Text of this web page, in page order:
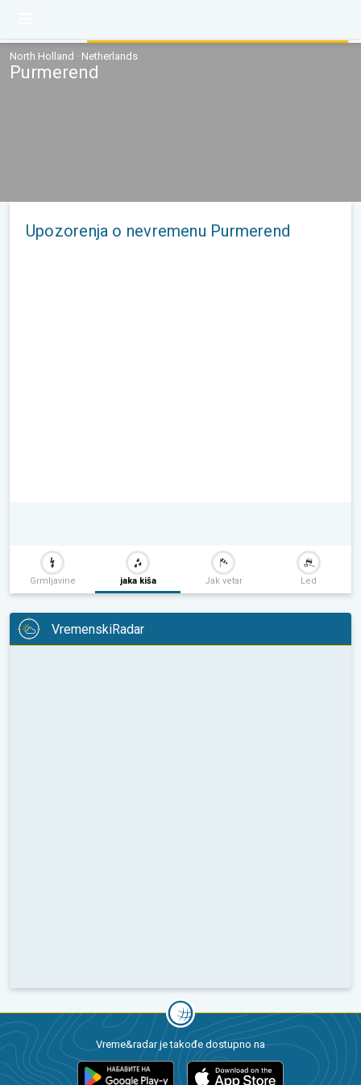
North Holland · Netherlands
Purmerend
Upozorenja o nevremenu Purmerend
Grmljavine jaka kiša Jak vetar Led
VremenskiRadar
Vreme&radar je takođe dostupno na